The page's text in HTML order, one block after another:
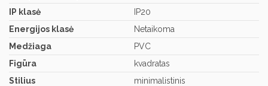
IP klasė
IP20
Energijos klasė
Netaikoma
Medžiaga
PVC
Figūra
kvadratas
Stilius
minimalistinis